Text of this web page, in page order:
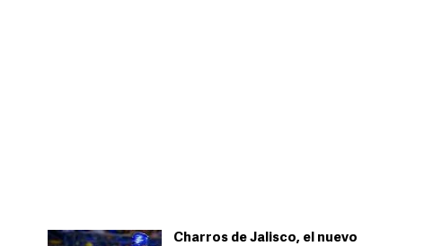
Charros de Jalisco, el nuevo